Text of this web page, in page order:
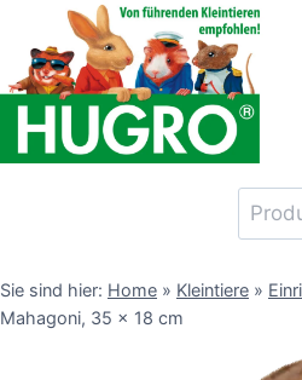
Inhalt
springen
Suchen
nach:
Sie sind hier: Home » Kleintiere »
Mahagoni, 35 x 18 cm